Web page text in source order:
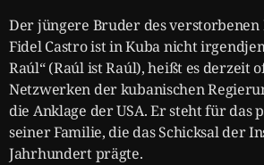
Der jüngere Bruder des
Fidel Castro ist in Kuba nicht
Raúl“ (Raúl ist Raúl), heißt es derzeit
Netzwerken der kubanischen
die Anklage der USA. Er steht für das
seiner Familie, die das Schicksal der
Jahrhundert prägte.